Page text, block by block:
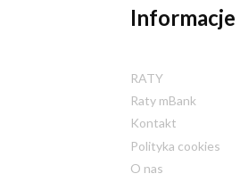
Informacje
RATY
Raty mBank
Kontakt
Polityka cookies
O nas